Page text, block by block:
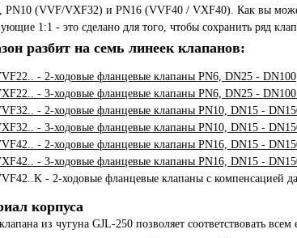
PN10 (VVF/VXF32) и PN16 (VVF40 / VXF40). Как вы
1:1 - это сделано для того, чтобы сохранить ряд
разбит на семь линеек клапанов:
- 2-ходовые фланцевые клапаны PN6, DN25 - DN100
- 3-ходовые фланцевые клапаны PN6, DN25 - DN100
- 2-ходовые фланцевые клапаны PN10, DN15 -
- 3-ходовые фланцевые клапаны PN10, DN15 -
- 2-ходовые фланцевые клапаны PN16, DN15 -
- 3-ходовые фланцевые клапаны PN16, DN15 -
- 2-ходовые фланцевые клапаны с компенсацией
корпуса
из чугуна GJL-250 позволяет соответствовать